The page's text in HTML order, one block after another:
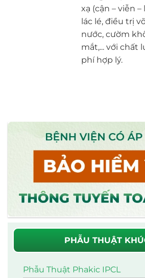
xạ (cận – viễn
lác lé, điều trị
nước, cườm
mắt,... với chất
phí hợp lý.
PHẪU THUẬT
Phẫu Thuật Phakic IPCL